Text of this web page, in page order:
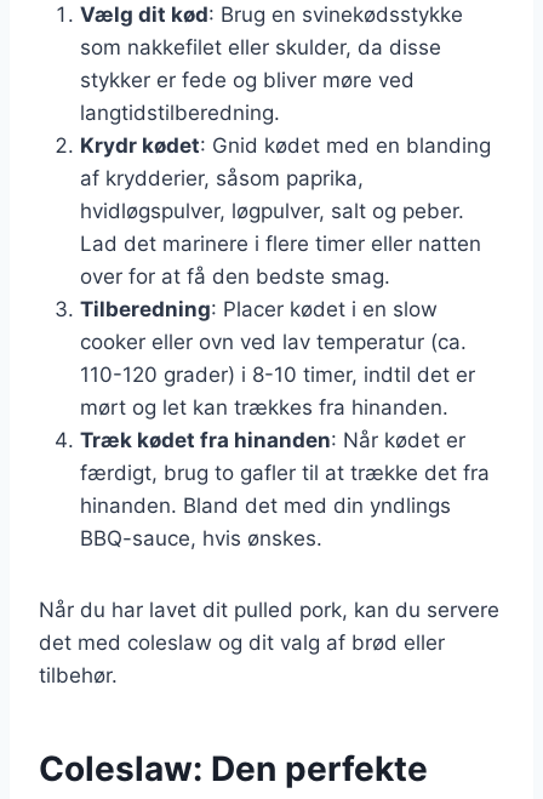
Vælg dit kød: Brug en svinekødsstykke
som nakkefilet eller skulder, da disse
stykker er fede og bliver møre ved
langtidstilberedning.
Krydr kødet: Gnid kødet med en blanding
af krydderier, såsom paprika,
hvidløgspulver, løgpulver, salt og peber.
Lad det marinere i flere timer eller natten
over for at få den bedste smag.
Tilberedning: Placer kødet i en slow
cooker eller ovn ved lav temperatur (ca.
110-120 grader) i 8-10 timer, indtil det er
mørt og let kan trækkes fra hinanden.
Træk kødet fra hinanden: Når kødet er
færdigt, brug to gafler til at trække det fra
hinanden. Bland det med din yndlings
BBQ-sauce, hvis ønskes.
Når du har lavet dit pulled pork, kan du servere
det med coleslaw og dit valg af brød eller
tilbehør.
Coleslaw: Den perfekte